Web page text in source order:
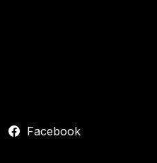
Facebook